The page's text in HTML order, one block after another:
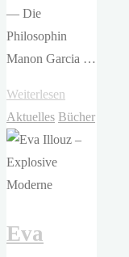
— Die
Philosophin
Manon Garcia …
Weiterlesen
Garcia
–
Aktuelles Bücher
Eva